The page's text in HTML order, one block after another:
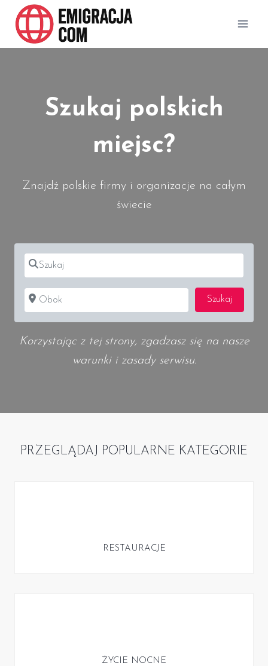
Przejdź
treści
Szukaj polskich
miejsc?
Znajdź polskie firmy i organizacje na całym
świecie
Szukaj
Obok SzukajSearch
Korzystając z tej strony, zgadzasz się na nasze
warunki i zasady serwisu.
PRZEGLĄDAJ POPULARNE KATEGORIE
RESTAURACJE
ŻYCIE NOCNE